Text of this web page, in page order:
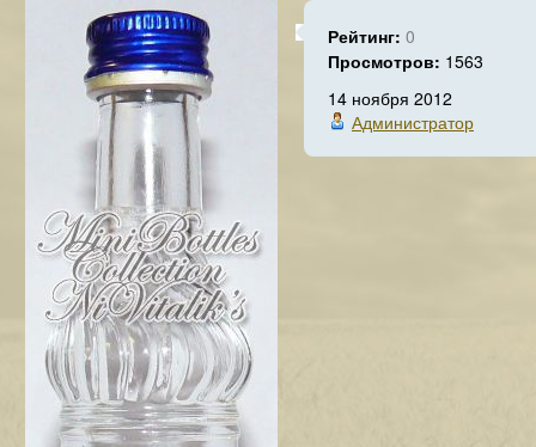
Рейтинг: 0
Просмотров: 1563
14 ноября 2012
Администратор